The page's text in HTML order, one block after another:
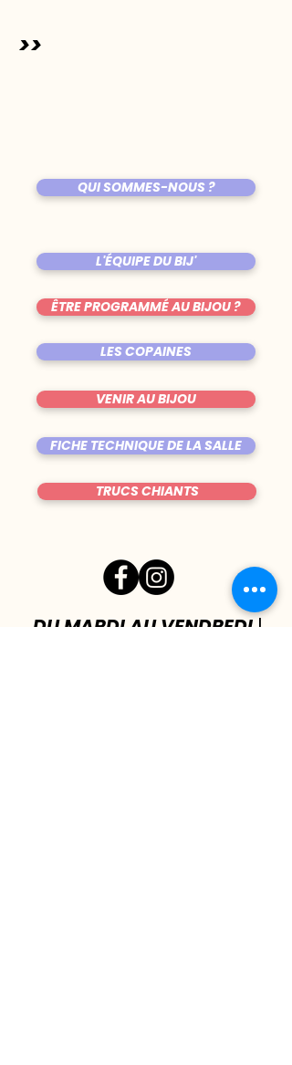
>>
QUI SOMMES-NOUS ?
L'ÉQUIPE DU BIJ'
ÊTRE PROGRAMMÉ AU BIJOU ?
LES COPAINES
VENIR AU BIJOU
FICHE TECHNIQUE DE LA SALLE
TRUCS CHIANTS
DU MARDI AU VENDREDI|